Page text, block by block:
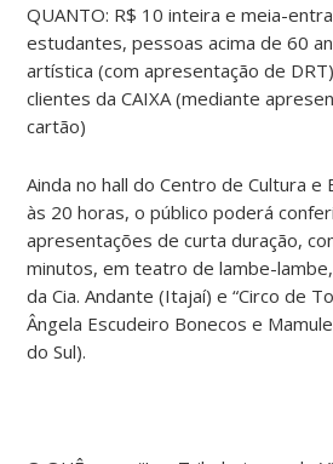
QUANTO: R$ 10 inteira e meia-
estudantes, pessoas acima de 60
artística (com apresentação de
clientes da CAIXA (mediante
cartão)
Ainda no hall do Centro de Cultura e
às 20 horas, o público poderá
apresentações de curta duração,
minutos, em teatro de lambe-lambe,
da Cia. Andante (Itajaí) e “Circo de
Ângela Escudeiro Bonecos e
do Sul).